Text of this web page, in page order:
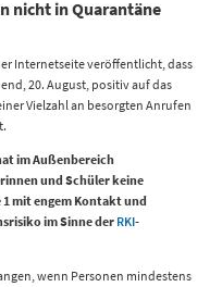
nicht in Quarantäne
Internetseite veröffentlicht, dass
20. August, positiv auf das
Vielzahl an besorgten Anrufen
im Außenbereich
und Schüler keine
mit engem Kontakt und
im Sinne der RKI-
wenn Personen mindestens